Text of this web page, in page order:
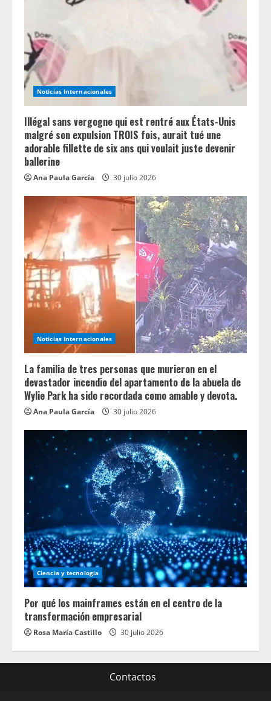
Noticias Internacionales
Illégal sans vergogne qui est rentré aux États-Unis
malgré son expulsion TROIS fois, aurait tué une
adorable fillette de six ans qui voulait juste devenir
ballerine
Ana Paula García 30 julio 2026
Noticias Internacionales
La familia de tres personas que murieron en el
devastador incendio del apartamento de la abuela de
Wylie Park ha sido recordada como amable y devota.
Ana Paula García 30 julio 2026
Ciencia y tecnologia
Por qué los mainframes están en el centro de la
transformación empresarial
Rosa María Castillo 30 julio 2026
Contactos